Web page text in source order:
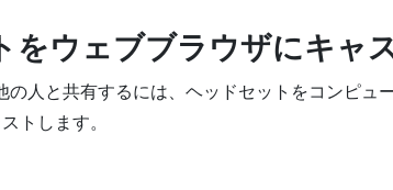
をウェブブラウザにキャ
の人と共有するには、ヘッドセットをコンピュ
トします。